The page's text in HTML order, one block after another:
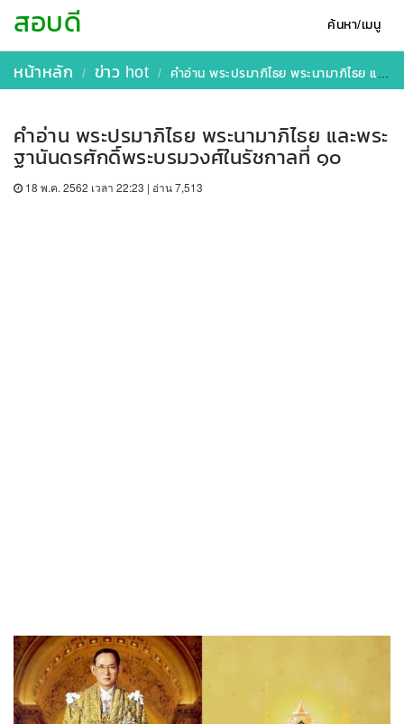
ค้นหา/เมนู
สอบดี
หน้าหลัก ข่าว hot คำอ่าน พระปรมาภิไธย พระนามาภิไธย และพระฐานันดรศักดิ์พระบรมวงศ์ในรัชกาลที่ ๑๐
คำอ่าน พระปรมาภิไธย พระนามาภิไธย และพระ
ฐานันดรศักดิ์พระบรมวงศ์ในรัชกาลที่ ๑๐
18 พ.ค. 2562 เวลา 22:23 | อ่าน 7,513